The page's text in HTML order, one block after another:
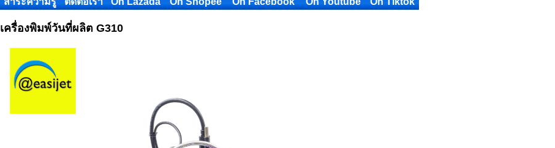
เครื่องพิมพ์วันที่ผลิต G310